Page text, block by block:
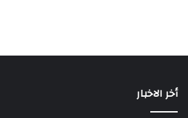
أخر الاخبار